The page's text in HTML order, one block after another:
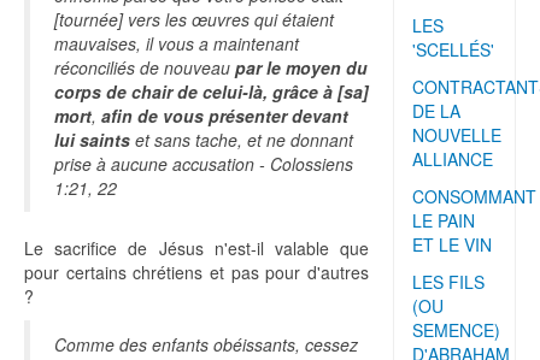
LES
'SCELLÉS'
DE LA
NOUVELLE
ALLIANCE
CONSOMMANT
LE PAIN
ET LE VIN
LES FILS
(OU
SEMENCE)
D'ABRAHAM
[tournée] vers les œuvres qui étaient
mauvaises, il vous a maintenant
réconciliés de nouveau par le moyen du
corps de chair de celui-là, grâce à [sa]
mort, afin de vous présenter devant
lui saints et sans tache, et ne donnant
prise à aucune accusation - Colossiens
1:21, 22
Le sacrifice de Jésus n'est-il valable que
pour certains chrétiens et pas pour d'autres
?
Comme des enfants obéissants, cessez